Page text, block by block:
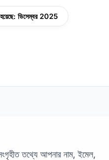
ডিসেম্বর 2025
তথ্যে আপনার নাম, ইমেল,